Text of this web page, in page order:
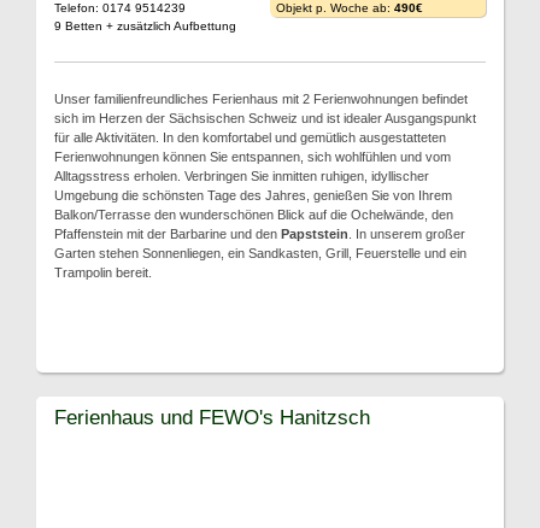
Telefon: 0174 9514239
9 Betten + zusätzlich Aufbettung
Objekt p. Woche ab: 490€
Unser familienfreundliches Ferienhaus mit 2 Ferienwohnungen befindet
sich im Herzen der Sächsischen Schweiz und ist idealer Ausgangspunkt
für alle Aktivitäten. In den komfortabel und gemütlich ausgestatteten
Ferienwohnungen können Sie entspannen, sich wohlfühlen und vom
Alltagsstress erholen. Verbringen Sie inmitten ruhigen, idyllischer
Umgebung die schönsten Tage des Jahres, genießen Sie von Ihrem
Balkon/Terrasse den wunderschönen Blick auf die Ochelwände, den
Pfaffenstein mit der Barbarine und den Papststein . In unserem großer
Garten stehen Sonnenliegen, ein Sandkasten, Grill, Feuerstelle und ein
Trampolin bereit.
Ferienhaus und FEWO's Hanitzsch